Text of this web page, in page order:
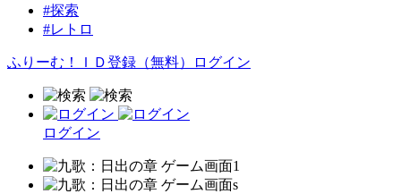
#探索
#レトロ
ふりーむ！ＩＤ登録（無料） ログイン
ログイン